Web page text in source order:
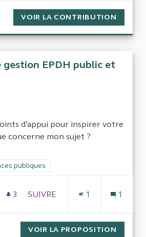
VOIR LA CONTRIBUTION
EPDH public et
d’appui pour inspirer votre
concerne mon sujet ?
de la catégorie : Économie & finances
publiques
3 3 ABONNÉS
SUIVRE 1 1
VOIR LA PROPOSITION